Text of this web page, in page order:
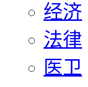
经济
法律
医卫